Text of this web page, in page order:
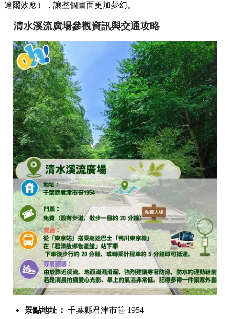
達爾效應），讓整個畫面更加夢幻。
清水溪流廣場參觀資訊與交通攻略
景點地址： 千葉縣君津市笹 1954